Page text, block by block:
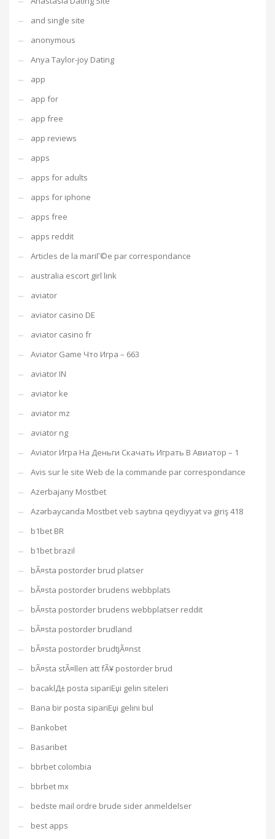
and single site
anonymous
Anya Taylor-joy Dating
app
app for
app free
app reviews
apps
apps for adults
apps for iphone
apps free
apps reddit
Articles de la mariГ©e par correspondance
australia escort girl link
aviator
aviator casino DE
aviator casino fr
Aviator Game Что Игра – 663
aviator IN
aviator ke
aviator mz
aviator ng
Aviator Игра На Деньги Скачать Играть В Авиатор – 1
Avis sur le site Web de la commande par correspondance
Azerbajany Mostbet
Azərbaycanda Mostbet veb saytına qeydiyyat və giriş 418
b1bet BR
b1bet brazil
bÃ¤sta postorder brud platser
bÃ¤sta postorder brudens webbplats
bÃ¤sta postorder brudens webbplatser reddit
bÃ¤sta postorder brudland
bÃ¤sta postorder brudtjÃ¤nst
bÃ¤sta stÃ¤llen att fÃ¥ postorder brud
bacaklД± posta sipariЕџi gelin siteleri
Bana bir posta sipariЕџi gelini bul
Bankobet
Basaribet
bbrbet colombia
bbrbet mx
bedste mail ordre brude sider anmeldelser
best apps